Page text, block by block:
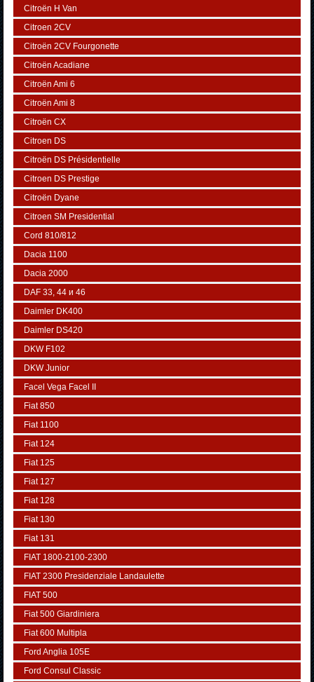
Citroën H Van
Citroen 2CV
Citroën 2CV Fourgonette
Citroën Acadiane
Citroën Ami 6
Citroën Ami 8
Citroën CX
Citroen DS
Citroën DS Présidentielle
Citroen DS Prestige
Citroën Dyane
Citroen SM Presidential
Cord 810/812
Dacia 1100
Dacia 2000
DAF 33, 44 и 46
Daimler DK400
Daimler DS420
DKW F102
DKW Junior
Facel Vega Facel II
Fiat 850
Fiat 1100
Fiat 124
Fiat 125
Fiat 127
Fiat 128
Fiat 130
Fiat 131
FIAT 1800-2100-2300
FIAT 2300 Presidenziale Landaulette
FIAT 500
Fiat 500 Giardiniera
Fiat 600 Multipla
Ford Anglia 105E
Ford Consul Classic